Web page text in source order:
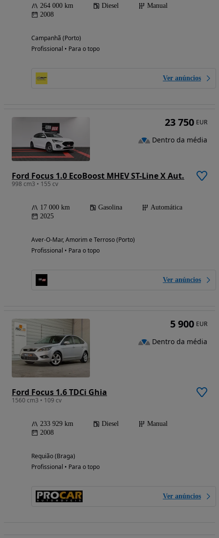
264 000 km Diesel
Manual
2008
Campanhã (Porto)
Profissional • Para o topo
Ver anúncios
Ford Focus 1.0 EcoBoost MHEV ST-Line X Aut.
998 cm3 • 155 cv
17 000 km Gasolina
Automática
2025
Aver-O-Mar, Amorim e Terroso (Porto)
Profissional • Para o topo
Ver anúncios
23 750 EUR
Dentro da média
Ford Focus 1.6 TDCi Ghia
1560 cm3 • 109 cv
233 929 km Diesel
Manual
2008
Requião (Braga)
Profissional • Para o topo
Ver anúncios
5 900 EUR
Dentro da média